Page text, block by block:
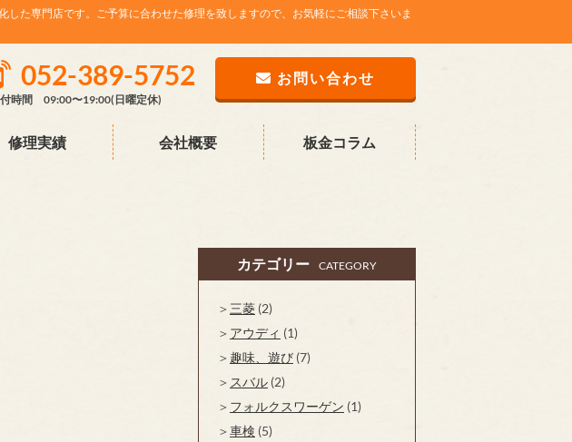
た専門店です。ご予算に合わせた修理を致しますので、お気軽にご相談下さいま
052-389-5752
時間 09:00〜19:00(日曜定休)
お問い合わせ
修理実績 会社概要 板金コラム
カテゴリー CATEGORY
三菱 (2)
アウディ (1)
趣味、遊び (7)
スバル (2)
フォルクスワーゲン (1)
車検 (5)